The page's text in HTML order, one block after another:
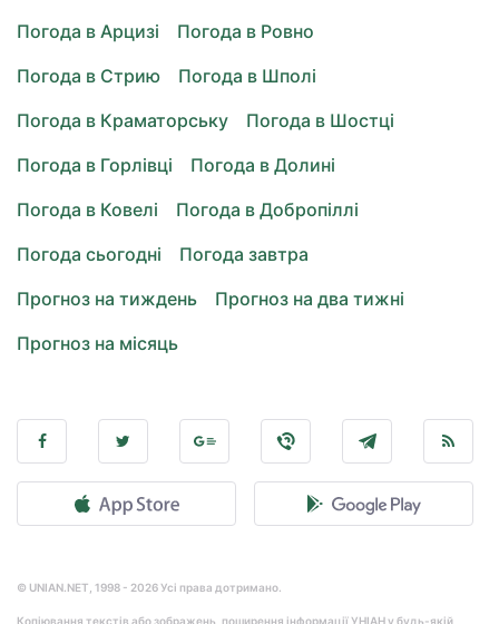
Погода в Арцизі
Погода в Ровно
Погода в Стрию
Погода в Шполі
Погода в Краматорську
Погода в Шостці
Погода в Горлівці
Погода в Долині
Погода в Ковелі
Погода в Добропіллі
Погода сьогодні
Погода завтра
Прогноз на тиждень
Прогноз на два тижні
Прогноз на місяць
© UNIAN.NET, 1998 - 2026 Усі права дотримано.
Копіювання текстів або зображень, поширення інформації УНІАН у будь-якій